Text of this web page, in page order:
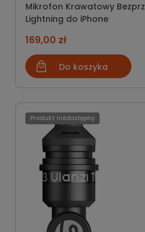
Mikrofon Krawatowy
Lightning do iPhone
169,00 zł
Do koszyka
Produkt niedostępny